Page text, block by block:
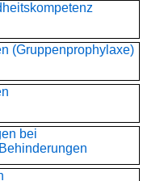
(Gruppenprophylaxe)
bei